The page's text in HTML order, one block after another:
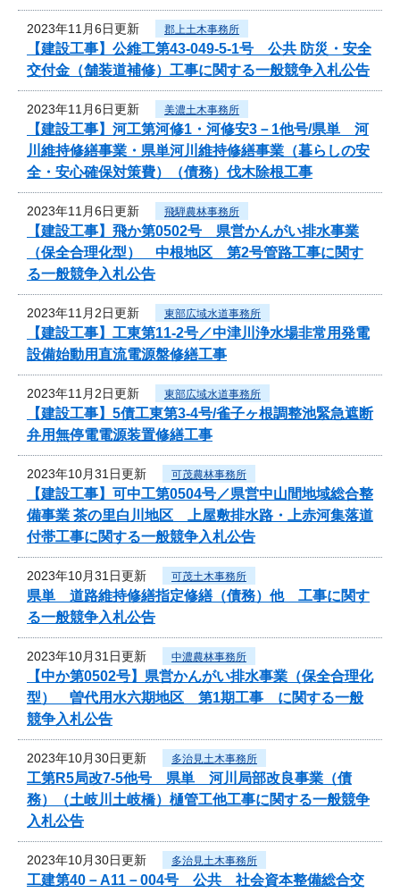
2023年11月6日更新 郡上土木事務所
【建設工事】公維工第43-049-5-1号 公共 防災・安全
交付金（舗装道補修）工事に関する一般競争入札公告
2023年11月6日更新 美濃土木事務所
【建設工事】河工第河修1・河修安3－1他号/県単 河
川維持修繕事業・県単河川維持修繕事業（暮らしの安
全・安心確保対策費）（債務）伐木除根工事
2023年11月6日更新 飛騨農林事務所
【建設工事】飛か第0502号 県営かんがい排水事業
（保全合理化型） 中根地区 第2号管路工事に関す
る一般競争入札公告
2023年11月2日更新 東部広域水道事務所
【建設工事】工東第11-2号／中津川浄水場非常用発電
設備始動用直流電源盤修繕工事
2023年11月2日更新 東部広域水道事務所
【建設工事】5債工東第3-4号/雀子ヶ根調整池緊急遮断
弁用無停電電源装置修繕工事
2023年10月31日更新 可茂農林事務所
【建設工事】可中工第0504号／県営中山間地域総合整
備事業 茶の里白川地区 上屋敷排水路・上赤河集落道
付帯工事に関する一般競争入札公告
2023年10月31日更新 可茂土木事務所
県単 道路維持修繕指定修繕（債務）他 工事に関す
る一般競争入札公告
2023年10月31日更新 中濃農林事務所
【中か第0502号】県営かんがい排水事業（保全合理化
型） 曽代用水六期地区 第1期工事 に関する一般
競争入札公告
2023年10月30日更新 多治見土木事務所
工第R5局改7-5他号 県単 河川局部改良事業（債
務）（土岐川土岐橋）樋管工他工事に関する一般競争
入札公告
2023年10月30日更新 多治見土木事務所
工建第40－A11－004号 公共 社会資本整備総合交